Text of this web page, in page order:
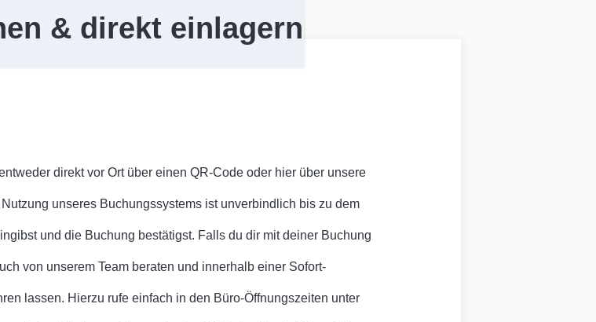
& direkt einlagern
direkt vor Ort über einen QR-Code oder hier über unsere
unseres Buchungssystems ist unverbindlich bis zu dem
und die Buchung bestätigst. Falls du dir mit deiner Buchung
von unserem Team beraten und innerhalb einer Sofort-
lassen. Hierzu rufe einfach in den Büro-Öffnungszeiten unter